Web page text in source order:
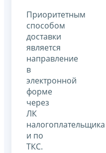
Приоритетным
способом
доставки
является
направление
в
электронной
форме
через
ЛК
налогоплательщика
и по
ТКС.